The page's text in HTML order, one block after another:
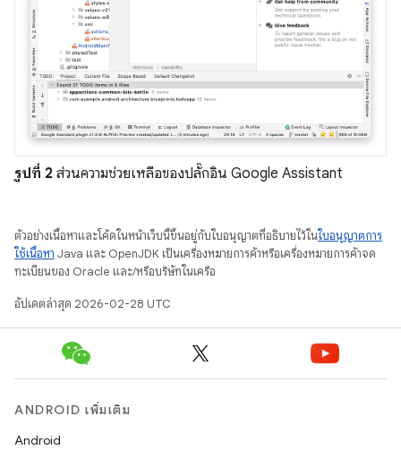
รูปที่ 2 ส่วนความช่วยเหลือของปลั๊กอิน Google Assistant
ตัวอย่างเนื้อหาและโค้ดในหน้าเว็บนี้ขึ้นอยู่กับใบอนุญาตที่อธิบายไว้ในใบอนุญาตการ
ใช้เนื้อหา Java และ OpenJDK เป็นเครื่องหมายการค้าหรือเครื่องหมายการค้าจด
ทะเบียนของ Oracle และ/หรือบริษัทในเครือ
อัปเดตล่าสุด 2026-02-28 UTC
ANDROID เพิ่มเติม
Android